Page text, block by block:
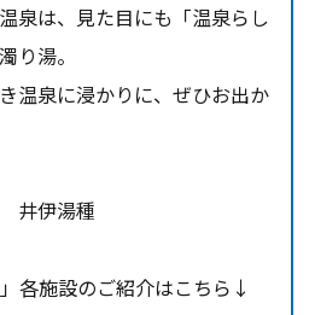
泉は、見た目にも「温泉らし
り湯。
温泉に浸かりに、ぜひお出か
井伊湯種
各施設のご紹介はこちら↓